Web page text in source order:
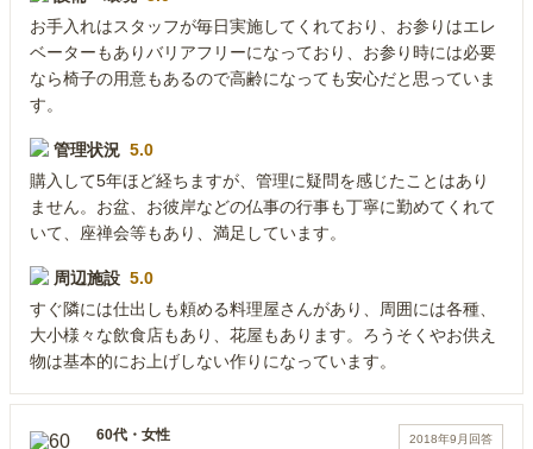
お手入れはスタッフが毎日実施してくれており、お参りはエレ
ベーターもありバリアフリーになっており、お参り時には必要
なら椅子の用意もあるので高齢になっても安心だと思っていま
す。
管理状況 5.0
購入して5年ほど経ちますが、管理に疑問を感じたことはあり
ません。お盆、お彼岸などの仏事の行事も丁寧に勤めてくれて
いて、座禅会等もあり、満足しています。
周辺施設 5.0
すぐ隣には仕出しも頼める料理屋さんがあり、周囲には各種、
大小様々な飲食店もあり、花屋もあります。ろうそくやお供え
物は基本的にお上げしない作りになっています。
2018年9月 回答
60代 ・ 女性